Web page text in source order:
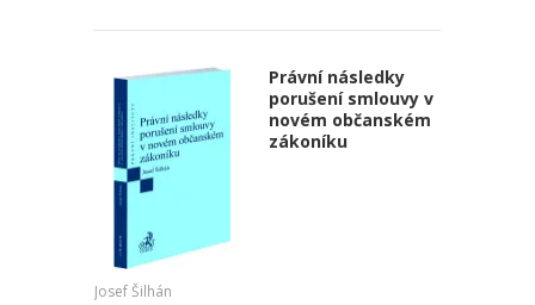
Právní následky
porušení smlouvy v
novém občanském
zákoníku
Josef Šilhán